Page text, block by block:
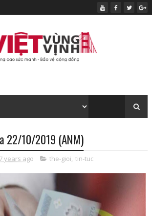
22/10/2019 (ANM)
7 years ago the-gioi, tin-tuc